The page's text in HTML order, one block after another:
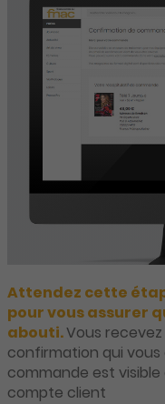
Attendez cette
pour vous assurer
abouti.Vous
confirmation qui
commande est
compte client